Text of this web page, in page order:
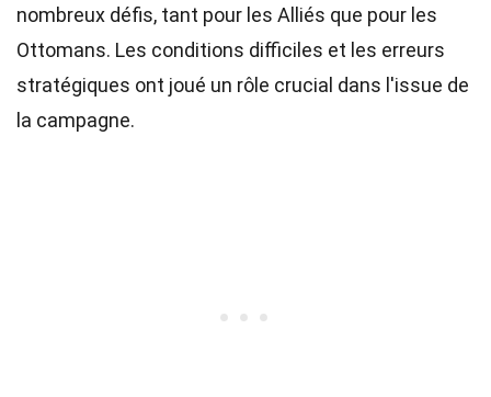
nombreux défis, tant pour les Alliés que pour les
Ottomans. Les conditions difficiles et les erreurs
stratégiques ont joué un rôle crucial dans l'issue de
la campagne.